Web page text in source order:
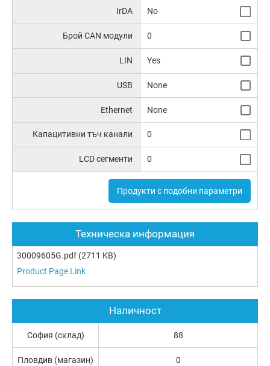
IrDA No
Брой CAN модули 0
LIN Yes
USB None
Ethernet None
Капацитивни тъч канали 0
LCD сегменти 0
Продукти с подобни параметри
Техническа информация
30009605G.pdf (2711 KB)
Product Page Link
Наличност
София (склад) 88
Пловдив (магазин) 0